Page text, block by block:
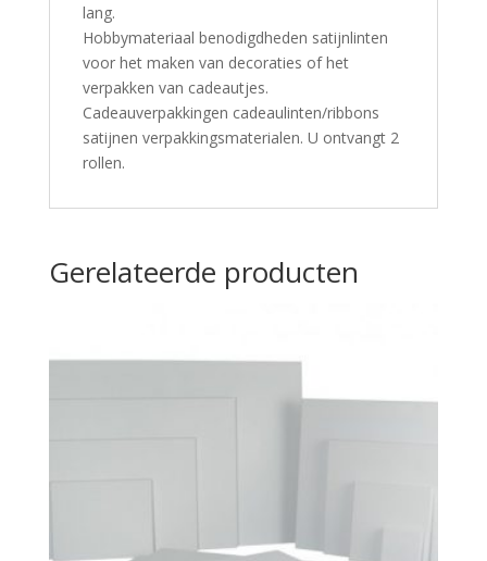
lang.
Hobbymateriaal benodigdheden satijnlinten
voor het maken van decoraties of het
verpakken van cadeautjes.
Cadeauverpakkingen cadeaulinten/ribbons
satijnen verpakkingsmaterialen. U ontvangt 2
rollen.
Gerelateerde producten